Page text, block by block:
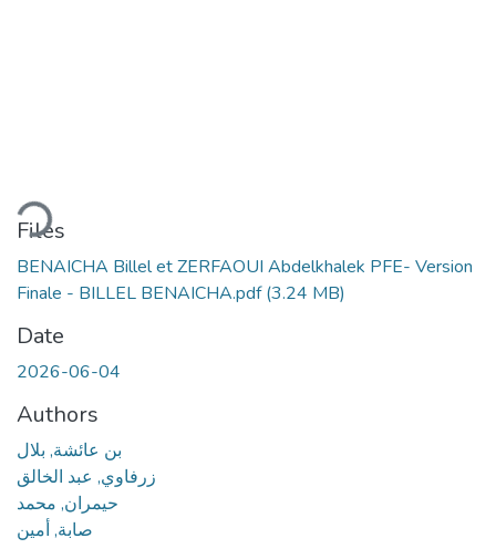
Files
BENAICHA Billel et ZERFAOUI Abdelkhalek PFE- Version
Finale - BILLEL BENAICHA.pdf(3.24 MB)
Date
2026-06-04
Authors
بن عائشة, بلال
زرفاوي, عبد الخالق
حيمران, محمد
صابة, أمين